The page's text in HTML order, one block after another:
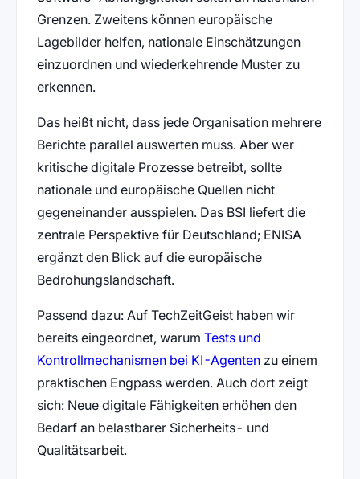
Grenzen. Zweitens können europäische
Lagebilder helfen, nationale Einschätzungen
einzuordnen und wiederkehrende Muster zu
erkennen.
Das heißt nicht, dass jede Organisation mehrere
Berichte parallel auswerten muss. Aber wer
kritische digitale Prozesse betreibt, sollte
nationale und europäische Quellen nicht
gegeneinander ausspielen. Das BSI liefert die
zentrale Perspektive für Deutschland; ENISA
ergänzt den Blick auf die europäische
Bedrohungslandschaft.
Passend dazu: Auf TechZeitGeist haben wir
bereits eingeordnet, warum Tests und
Kontrollmechanismen bei KI-Agentenzu einem
praktischen Engpass werden. Auch dort zeigt
sich: Neue digitale Fähigkeiten erhöhen den
Bedarf an belastbarer Sicherheits- und
Qualitätsarbeit.